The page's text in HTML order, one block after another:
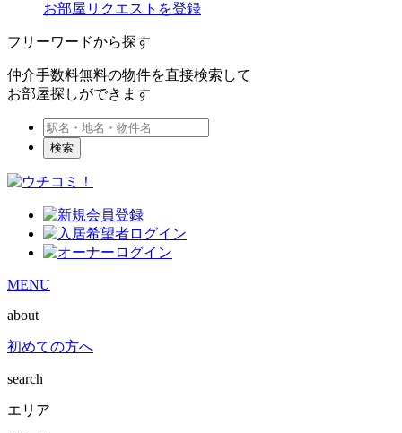
お部屋リクエストを登録
フリーワードから探す
仲介手数料無料の物件を直接検索して
お部屋探しができます
検索
MENU
about
初めての方へ
search
エリア